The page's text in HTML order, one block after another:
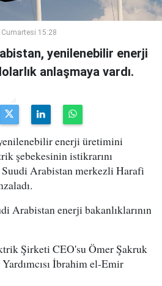
15:28
yenilenebilir enerji
anlaşmaya vardı.
enerji üretimini
şebekesinin istikrarını
Arabistan merkezli Harafi
Arabistan enerji bakanlıklarının
Şirketi CEO'su Ömer Şakruk
İbrahim el-Emir